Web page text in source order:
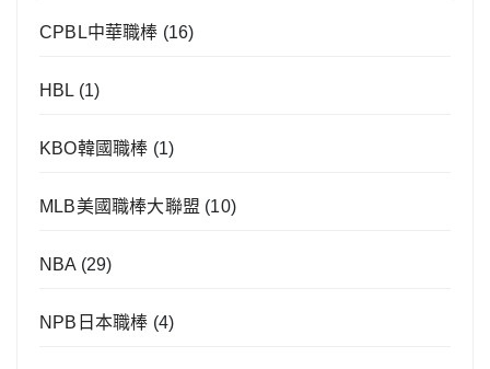
CPBL中華職棒 (16)
HBL (1)
KBO韓國職棒 (1)
MLB美國職棒大聯盟 (10)
NBA (29)
NPB日本職棒 (4)